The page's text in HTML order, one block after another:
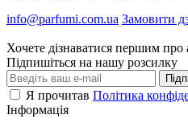
info@parfumi.com.ua Замовити
Хочете дізнаватися першим про
Підпишіться на нашу розсилку
Я прочитав Політика
Інформація